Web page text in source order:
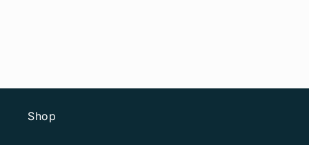
Shop